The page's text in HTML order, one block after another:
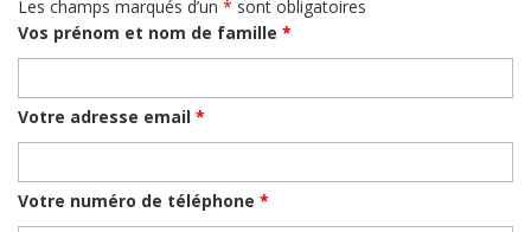
Les champs marqués d’un * sont obligatoires
Vos prénom et nom de famille *
Votre adresse email *
Votre numéro de téléphone *